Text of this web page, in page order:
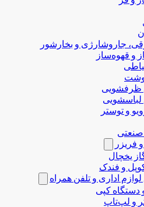
جاروشارژی و بخارشور
و قهوه‌ساز
ظرفشویی
لباسشویی
و توستر
صنعتی
فریزر
یخچال
و فندک
اداری و تلفن همراه
دستگاه کپی
و لپ‌تاپ